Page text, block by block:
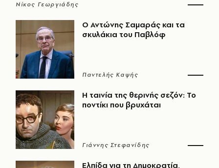
Νίκος Γεωργιάδης
Ο Αντώνης Σαμαράς και τα
σκυλάκια του Παβλόφ
Παντελής Καψής
Η ταινία της θερινής σεζόν: Το
ποντίκι που βρυχάται
Γιάννης Στεφανίδης
Ελπίδα για τη Δημοκρατία,